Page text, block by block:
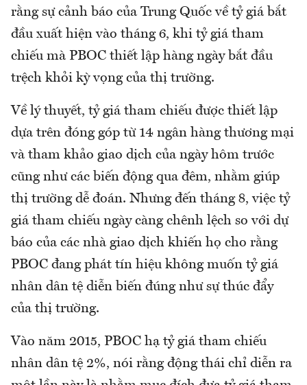
rằng sự cảnh báo của Trung Quốc về tỷ giá bắt
đầu xuất hiện vào tháng 6, khi tỷ giá tham
chiếu mà PBOC thiết lập hàng ngày bắt đầu
trệch khỏi kỳ vọng của thị trường.
Về lý thuyết, tỷ giá tham chiếu được thiết lập
dựa trên đóng góp từ 14 ngân hàng thương mại
và tham khảo giao dịch của ngày hôm trước
cũng như các biến động qua đêm, nhằm giúp
thị trường dễ đoán. Nhưng đến tháng 8, việc tỷ
giá tham chiếu ngày càng chênh lệch so với dự
báo của các nhà giao dịch khiến họ cho rằng
PBOC đang phát tín hiệu không muốn tỷ giá
nhân dân tệ diễn biến đúng như sự thúc đẩy
của thị trường.
Vào năm 2015, PBOC hạ tỷ giá tham chiếu
nhân dân tệ 2%, nói rằng động thái chỉ diễn ra